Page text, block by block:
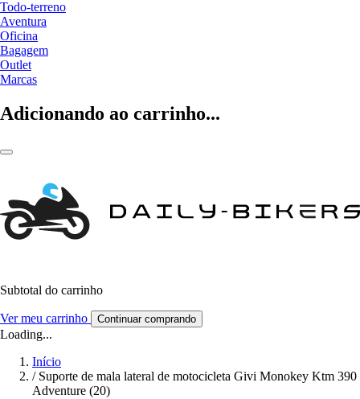
Todo-terreno
Aventura
Oficina
Bagagem
Outlet
Marcas
Adicionando ao carrinho...
Subtotal do carrinho
Ver meu carrinho Continuar comprando
Loading...
Início
/ Suporte de mala lateral de motocicleta Givi Monokey Ktm 390
Adventure (20)